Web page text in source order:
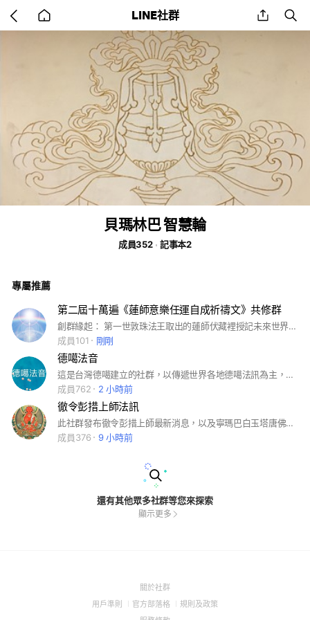
back
to
LINE社群 share
貝瑪林巴 智慧輪
成員352 記事本2
專屬推薦
第二屆十萬遍《蓮師意樂任運自成祈禱文》共修群
創群緣起： 第一世敦珠法王取出的蓮師伏藏裡授記未來世界將會有大衰敗。之後很多伏藏師取得的蓮師伏藏裡也授記未來世界會有大災難。 具德上師們告知此災劫目前尚非定業，我們仍可把握時機努力迴遮，迴遮方法數種，在此不詳述，包括：集體持誦蓮師心咒，並鼓勵人們多持誦 《鄔金蓮師祈禱文 ·意樂任運自成》（註：此祈禱文有廣本的《願望任成祈禱文》、略本的《達貝辛秋瑪》）。 噶陀法王 班瑪洛珠仁波切 在勸念《鄔金蓮師祈禱文 · 意樂任運自成》中曾開示：「此祈禱文是唯一能夠讓大家躲過未來災難的鑰匙，希望大家每天念誦一遍…..」。 讓我們彼此鼓勵，為世界和平盡一份棉薄之力，為一切有情眾生發心，這一念發心的吉祥緣起將如漣漪般振動擴大！如《普賢行願品偈誦》云：「一念一切悉皆圓，成就眾生清淨願！」這世界將改變，因為有你 ! ………………………….. 註：《鄔金蓮師祈禱文 · 意樂任運自成》可持誦廣本，也可持誦略本，已受口傳的佛友因上師各自不同，因此自己的《鄔金蓮師祈禱文》版本可能與他人有譯文的略不同，但是意屬同一個祈禱文內容即可。至於沒有獲得口傳可不可以持誦的問題，已請問過自己受口傳的佛學會，獲知是可以的，但能獲口傳當然更好，因此記事本有附上師兄提供的祈禱文相關資訊，包括口傳錄音檔，没有受過口傳，但具足信心想參與共修群組的佛友，如想獲口傳，可以用心聆聽。 隨緣念誦 (没有規定什麼時間內要念多少遍 ) ，歡喜共修，點滴匯入功德大海….
成員101
剛剛
德噶法音
這是台灣德噶建立的社群，以傳遞世界各地德噶法訊為主，兼有禪修、活動記錄及集氣迴向之功能#台灣德噶#德噶法訊
成員762
2 小時前
徹令彭措上師法訊
此社群發布徹令彭措上師最新消息，以及寧瑪巴白玉塔唐佛學會台灣北中南各中心法訊。 本社群禁止發布信貸/投資廣告
成員376
9 小時前
還有其他眾多社群等您來探索
顯示更多
關於社群(Open
用戶準則
(Open
官方部落格
(Open
規則及政策(Open